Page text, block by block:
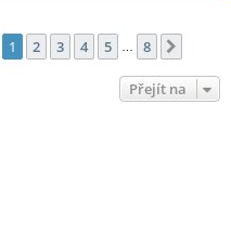
Stránka z
1 2 3 4 5 8
Přejít na